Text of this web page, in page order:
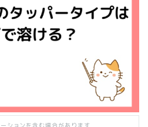
ションを含む場合があります